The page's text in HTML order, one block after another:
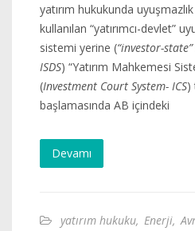
yatırım hukukunda
kullanılan “yatırımcı-devlet”
sistemi yerine (“investor-
ISDS) “Yatırım Mahkemesi
(Investment Court System- ICS)
başlamasında AB içindeki
Devamı
yatırım hukuku, Enerji,